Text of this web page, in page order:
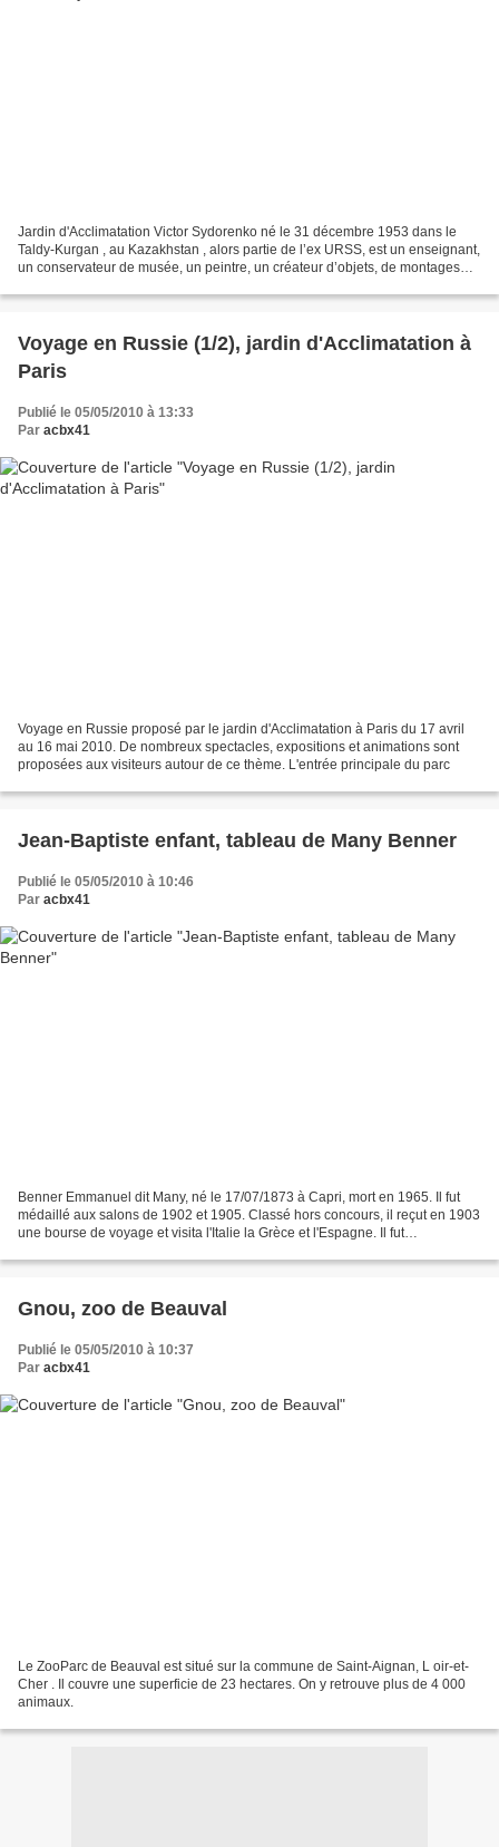
Jardin d'Acclimatation Victor Sydorenko né le 31 décembre 1953 dans le
Taldy-Kurgan , au Kazakhstan , alors partie de l’ex URSS, est un enseignant,
un conservateur de musée, un peintre, un créateur d’objets, de montages
Voyage en Russie (1/2), jardin d'Acclimatation à
Paris
Publié le 05/05/2010 à 13:33
Par acbx41
Voyage en Russie proposé par le jardin d'Acclimatation à Paris du 17 avril
au 16 mai 2010. De nombreux spectacles, expositions et animations sont
proposées aux visiteurs autour de ce thème. L'entrée principale du parc
Jean-Baptiste enfant, tableau de Many Benner
Publié le 05/05/2010 à 10:46
Par acbx41
Benner Emmanuel dit Many, né le 17/07/1873 à Capri, mort en 1965. Il fut
médaillé aux salons de 1902 et 1905. Classé hors concours, il reçut en 1903
une bourse de voyage et visita l'Italie la Grèce et l'Espagne. Il fut
Gnou, zoo de Beauval
Publié le 05/05/2010 à 10:37
Par acbx41
Le ZooParc de Beauval est situé sur la commune de Saint-Aignan, L oir-et-
Cher . Il couvre une superficie de 23 hectares. On y retrouve plus de 4 000
animaux.